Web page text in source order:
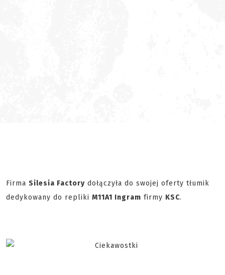
Firma Silesia Factory dołączyła do swojej oferty tłumik
dedykowany do repliki M11A1 Ingram firmy KSC.